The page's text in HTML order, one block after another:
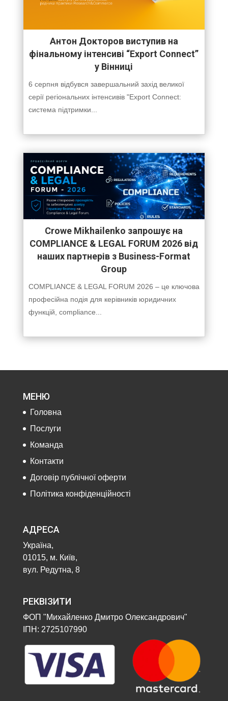
Антон Докторов виступив на
фінальному інтенсиві “Export Connect”
у Вінниці
6 серпня відбувся завершальний захід великої
серії регіональних інтенсивів "Export Connect:
система підтримки...
Crowe Mikhailenko запрошує на
COMPLIANCE & LEGAL FORUM 2026 від
наших партнерів з Business-Format
Group
COMPLIANCE & LEGAL FORUM 2026 – це ключова
професійна подія для керівників юридичних
функцій, compliance...
МЕНЮ
Головна
Послуги
Команда
Контакти
Договір публічної оферти
Політика конфіденційності
АДРЕСА
Україна,
01015, м. Київ,
вул. Редутна, 8
РЕКВІЗИТИ
ФОП "Михайленко Дмитро Олександрович"
ІПН: 2725107990